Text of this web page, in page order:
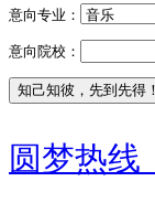
意向专业：
意向院校：
圆梦热线